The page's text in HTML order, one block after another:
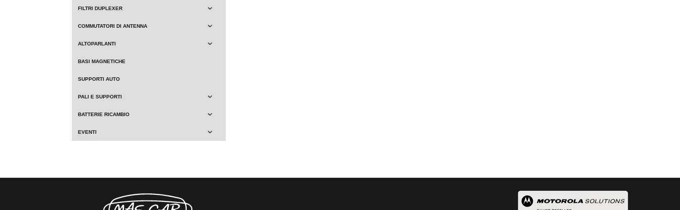
FILTRI DUPLEXER
COMMUTATORI DI ANTENNA
ALTOPARLANTI
BASI MAGNETICHE
SUPPORTI AUTO
PALI E SUPPORTI
BATTERIE RICAMBIO
EVENTI